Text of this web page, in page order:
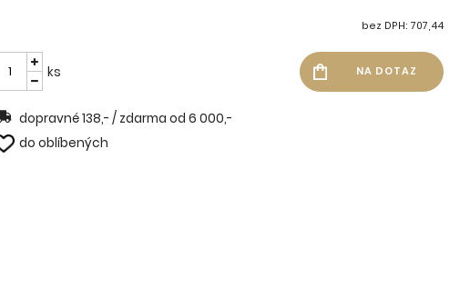
bez DPH: 707,44
ks
dopravné 138,- / zdarma od 6 000,-
do oblíbených